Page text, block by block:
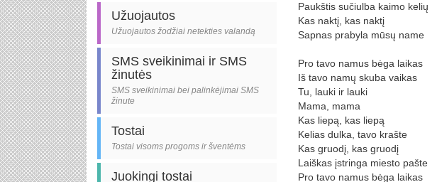
Užuojautos
Užuojautos žodžiai netekties valandą
SMS sveikinimai ir SMS
žinutės
SMS sveikinimai bei palinkėjimai SMS
žinute
Tostai
Tostai visoms progoms ir šventėms
Juokingi tostai
Paukštis sučiulba kaimo kelių
Kas naktį, kas naktį
Sapnas prabyla mūsų name
Pro tavo namus bėga laikas
Iš tavo namų skuba vaikas
Tu, lauki ir lauki
Mama, mama
Kas liepą, kas liepą
Kelias dulka, tavo krašte
Kas gruodį, kas gruodį
Laiškas įstringa miesto pašte
Pro tavo namus bėga laikas